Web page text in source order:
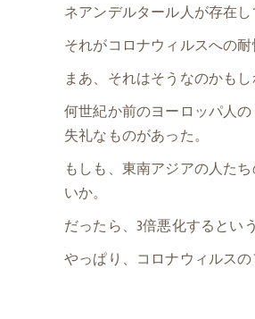
ネアンデルタール人が存在
それがコロナウィルスへの耐
まあ、それはそうなのかも
何世紀か前のヨーロッパ人
失礼なものがあった。
もしも、東南アジアの人た
いか。
だったら、3倍悪化するとい
やっぱり、コロナウィルス